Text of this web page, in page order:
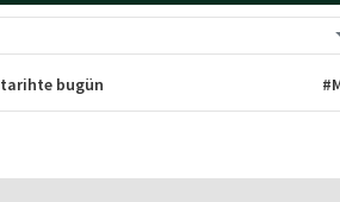
tarihte bugün